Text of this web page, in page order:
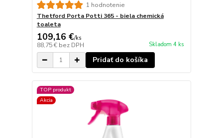
1 hodnotenie
Thetford Porta Potti 365 - biela chemická
toaleta
109,16 €/ks
88,75 € bez DPH Skladom 4 ks
Pridať do košíka
TOP produkt
Akcia